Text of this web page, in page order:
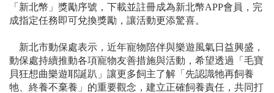
「新北幣」獎勵序號，下載並註冊成為新北幣APP會員，完
成指定任務即可兌換獎勵，讓活動更添驚喜。
新北市動保處表示，近年寵物陪伴與樂遊風氣日益興盛，
動保處持續推動各項寵物友善措施與活動，希望透過「毛寶
貝狂想曲樂遊耶誕趴」讓更多飼主了解「先認識牠再飼養
牠、終養不棄養」的重要觀念，建立正確飼養責任，共同打